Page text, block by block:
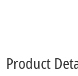
Product